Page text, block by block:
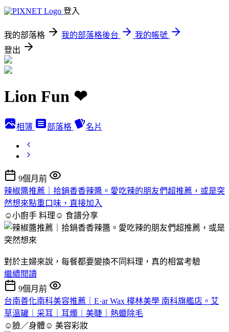
登入
我的部落格 我的部落格後台
我的帳號
登出
Lion Fun ❤
相簿 部落格 名片
9個月前
辣椒醬推薦｜拾鍋香香辣醬。愛吃辣的朋友們超推薦，或是突
然想來點重口味，直接加入
☺小廚手 料理☺ 食譜分享
對於主婦來說，每餐都要變換不同料理，真的相當考驗
繼續閱讀
9個月前
台南善化南科美容推薦｜E·ar Wax 樺林美學 南科旗艦店。艾
草溫罐｜采耳｜耳燭｜美睫｜熱蠟除毛
☺臉／身體☺ 美容彩妝